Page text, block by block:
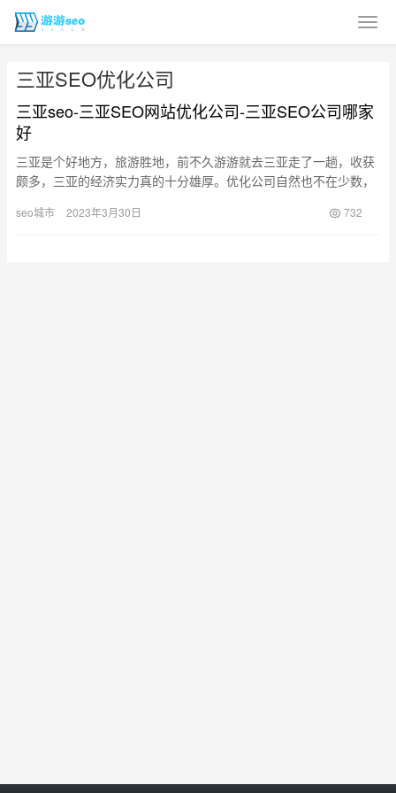
三亚SEO优化公司
三亚seo-三亚SEO网站优化公司-三亚SEO公司哪家
好
三亚是个好地方，旅游胜地，前不久游游就去三亚走了一趟，收获
颇多，三亚的经济实力真的十分雄厚。优化公司自然也不在少数，
的是…
seo城市 2023年3月30日 732